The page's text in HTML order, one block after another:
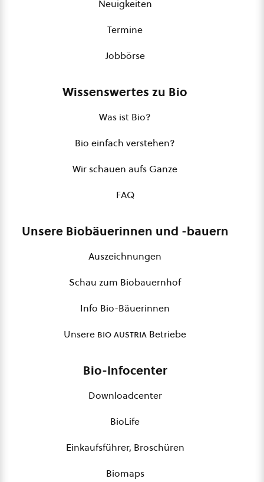
Neuigkeiten
Termine
Jobbörse
Wissenswertes zu Bio
Was ist Bio?
Bio einfach verstehen?
Wir schauen aufs Ganze
FAQ
Unsere Biobäuerinnen und -bauern
Auszeichnungen
Schau zum Biobauernhof
Info Bio-Bäuerinnen
Unsere bio austria Betriebe
Bio-Infocenter
Downloadcenter
BioLife
Einkaufsführer, Broschüren
Biomaps